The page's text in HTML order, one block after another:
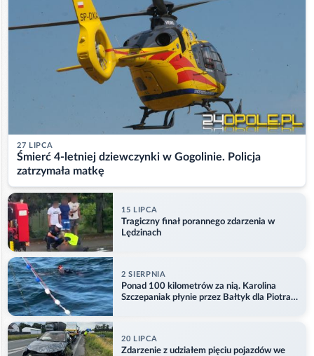
27 LIPCA
Śmierć 4-letniej dziewczynki w Gogolinie. Policja
zatrzymała matkę
15 LIPCA
Tragiczny finał porannego zdarzenia w
Lędzinach
2 SIERPNIA
Ponad 100 kilometrów za nią. Karolina
Szczepaniak płynie przez Bałtyk dla Piotra.
20 LIPCA
Zdarzenie z udziałem pięciu pojazdów we